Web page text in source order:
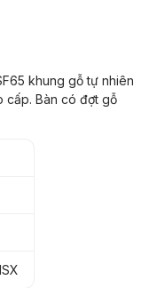
khung gỗ tự nhiên
cấp. Bàn có đợt gỗ